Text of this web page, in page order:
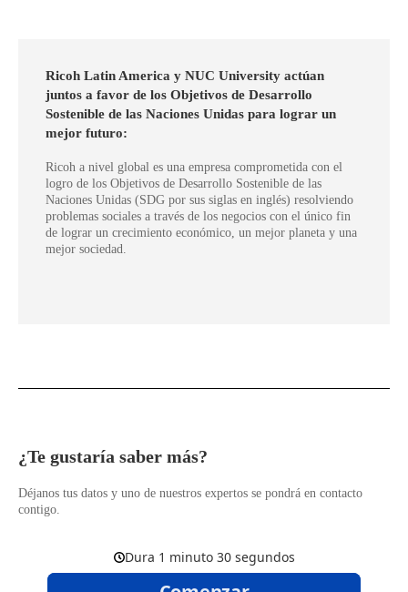
Ricoh Latin America y NUC University actúan
juntos a favor de los Objetivos de Desarrollo
Sostenible de las Naciones Unidas para lograr un
mejor futuro:
Ricoh a nivel global es una empresa comprometida con el
logro de los Objetivos de Desarrollo Sostenible de las
Naciones Unidas (SDG por sus siglas en inglés) resolviendo
problemas sociales a través de los negocios con el único fin
de lograr un crecimiento económico, un mejor planeta y una
mejor sociedad.
​¿Te gustaría saber más?
Déjanos tus datos y uno de nuestros expertos se pondrá en contacto
contigo.